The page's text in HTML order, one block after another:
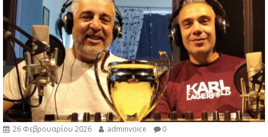
26 Φεβρουαρίου 2026 adminvoice 0